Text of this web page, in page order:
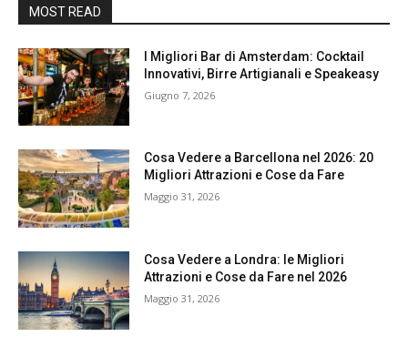
MOST READ
I Migliori Bar di Amsterdam: Cocktail
Innovativi, Birre Artigianali e Speakeasy
Giugno 7, 2026
Cosa Vedere a Barcellona nel 2026: 20
Migliori Attrazioni e Cose da Fare
Maggio 31, 2026
Cosa Vedere a Londra: le Migliori
Attrazioni e Cose da Fare nel 2026
Maggio 31, 2026